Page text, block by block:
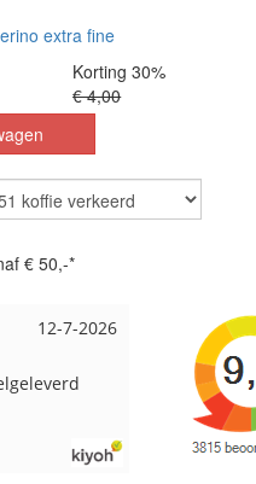
extra fine
Korting 30%
€ 4,00
€ 50,-*
12-7-2026 Wendy uit
Ruime
kleuren en
verzonden.
beetje